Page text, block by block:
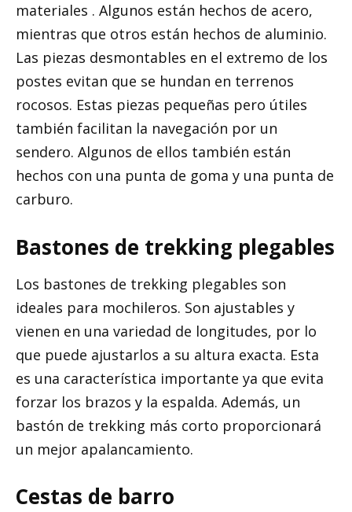
materiales . Algunos están hechos de acero,
mientras que otros están hechos de aluminio.
Las piezas desmontables en el extremo de los
postes evitan que se hundan en terrenos
rocosos. Estas piezas pequeñas pero útiles
también facilitan la navegación por un
sendero. Algunos de ellos también están
hechos con una punta de goma y una punta de
carburo.
Bastones de trekking plegables
Los bastones de trekking plegables son
ideales para mochileros. Son ajustables y
vienen en una variedad de longitudes, por lo
que puede ajustarlos a su altura exacta. Esta
es una característica importante ya que evita
forzar los brazos y la espalda. Además, un
bastón de trekking más corto proporcionará
un mejor apalancamiento.
Cestas de barro